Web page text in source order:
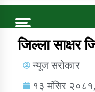
Trending Now
जिल्ला साक्षर
न्यूज सरोकार
१३ मंसिर